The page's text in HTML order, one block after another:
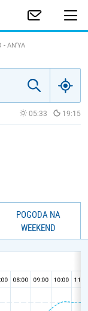
- AN’YA
05:33 19:15
POGODA NA
WEEKEND